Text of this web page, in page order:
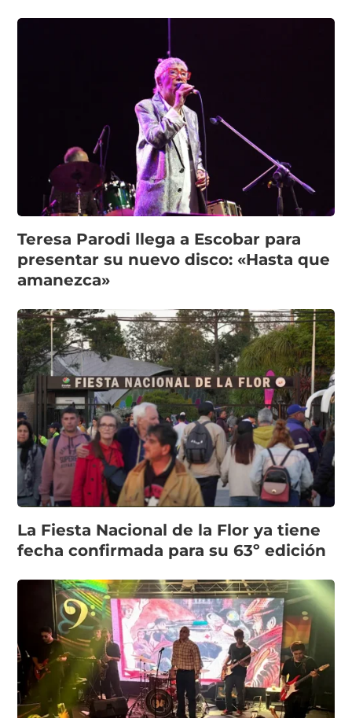
Teresa Parodi llega a Escobar para
presentar su nuevo disco: «Hasta que
amanezca»
La Fiesta Nacional de la Flor ya tiene
fecha confirmada para su 63º edición